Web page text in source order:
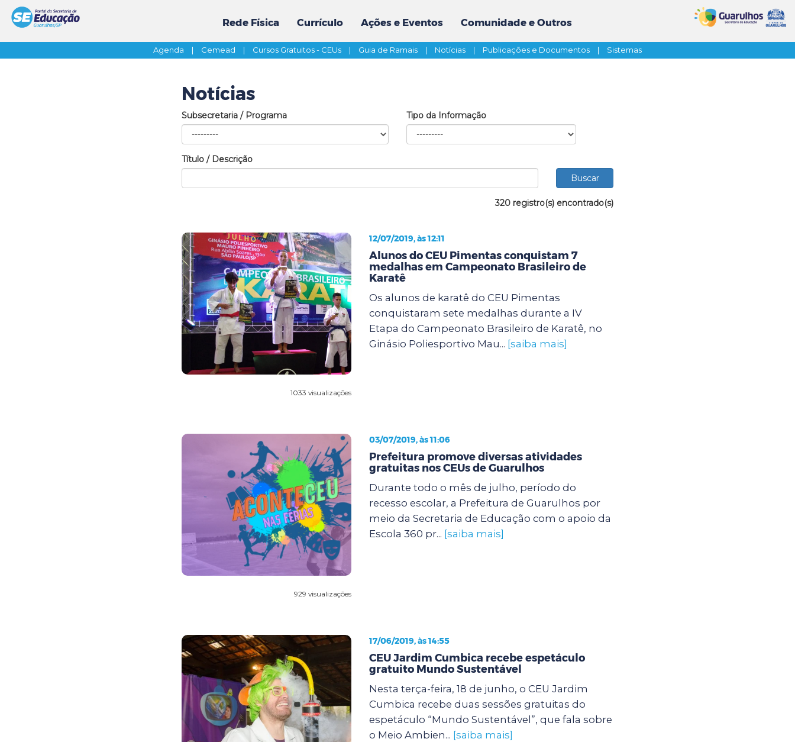
Rede Física Currículo Ações e Eventos Comunidade e Outros
Agenda | Cemead | Cursos Gratuitos - CEUs | Guia de Ramais | Notícias | Publicações e Documentos | Sistemas
Notícias
Subsecretaria / Programa Tipo da Informação
Título / Descrição
320 registro(s) encontrado(s)
1033 visualizações
12/07/2019, às 12:11
Alunos do CEU Pimentas conquistam 7
medalhas em Campeonato Brasileiro de
Karatê
Os alunos de karatê do CEU Pimentas
conquistaram sete medalhas durante a IV
Etapa do Campeonato Brasileiro de Karatê, no
Ginásio Poliesportivo Mau... [saiba mais]
929 visualizações
03/07/2019, às 11:06
Prefeitura promove diversas atividades
gratuitas nos CEUs de Guarulhos
Durante todo o mês de julho, período do
recesso escolar, a Prefeitura de Guarulhos por
meio da Secretaria de Educação com o apoio da
Escola 360 pr... [saiba mais]
17/06/2019, às 14:55
CEU Jardim Cumbica recebe espetáculo
gratuito Mundo Sustentável
Nesta terça-feira, 18 de junho, o CEU Jardim
Cumbica recebe duas sessões gratuitas do
espetáculo “Mundo Sustentável”, que fala sobre
o Meio Ambien... [saiba mais]